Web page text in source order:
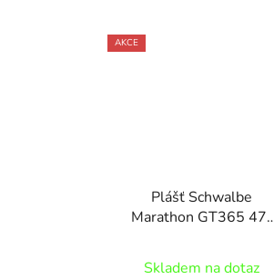
AKCE
Plášť Schwalbe
Marathon GT365 47-
Skladem na dotaz